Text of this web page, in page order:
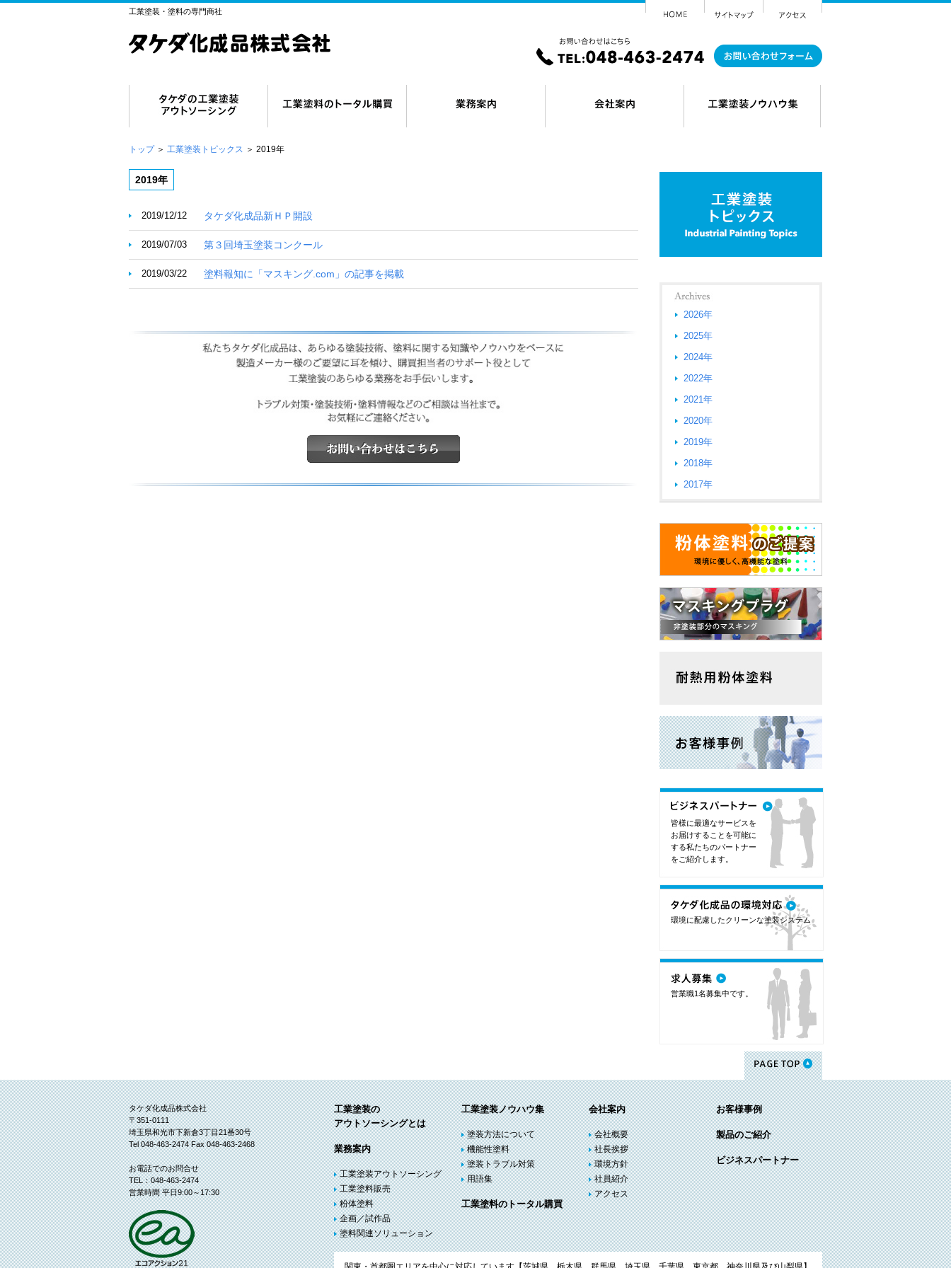
工業塗装・塗料の専門商社
トップ＞ 工業塗装トピックス ＞ 2019年
2019年
2019/12/12 タケダ化成品新ＨＰ開設
2019/07/03 第３回埼玉塗装コンクール
2019/03/22 塗料報知に「マスキング.com」の記事を掲載
2026年
2025年
2024年
2022年
2021年
2020年
2019年
2018年
2017年
皆様に最適なサービスを
お届けすることを可能に
する私たちのパートナー
をご紹介します。
環境に配慮したクリーンな塗装システム
営業職1名募集中です。
タケダ化成品株式会社
〒351-0111
埼玉県和光市下新倉3丁目21番30号
Tel 048-463-2474 Fax 048-463-2468
お電話でのお問合せ
TEL：048-463-2474
営業時間 平日9:00～17:30
工業塗装の
アウトソーシングとは
業務案内
工業塗装アウトソーシング
工業塗料販売
粉体塗料
企画／試作品
塗料関連ソリューション
工業塗装ノウハウ集
塗装方法について
機能性塗料
塗装トラブル対策
用語集
工業塗料のトータル購買
会社案内
会社概要
社長挨拶
環境方針
社員紹介
アクセス
お客様事例
製品のご紹介
ビジネスパートナー